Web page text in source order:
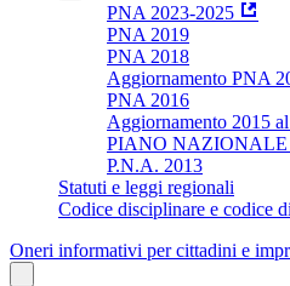
PNA 2023-2025
PNA 2019
PNA 2018
Aggiornamento PNA
PNA 2016
Aggiornamento 2015
PIANO
P.N.A. 2013
Statuti e leggi regionali
Codice disciplinare e codice
Oneri informativi per cittadini e